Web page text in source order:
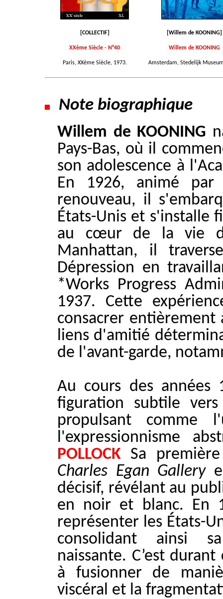
[COLLECTIF]
XXème Siècle - N°40
Paris, XXème Siècle, 1973.
[Willem de KOONING]
Willem de KOONING
Amsterdam, Stedelijk
Note biographique
Willem de KOONING
Pays-Bas, où il
son adolescence à
En 1926, animé
renouveau, il
États-Unis et s'installe
au cœur de la vie
Manhattan, il
Dépression en
*Works Progress
1937. Cette
consacrer
liens d'amitié
de l'avant-garde,
Au cours des années
figuration subtile
propulsant
l'expressionnisme
POLLOCK Sa
Charles Egan Gallery
décisif, révélant au
en noir et blanc. En
représenter les États-
consolidant ainsi
naissante. C’est
à fusionner de
viscéral et la